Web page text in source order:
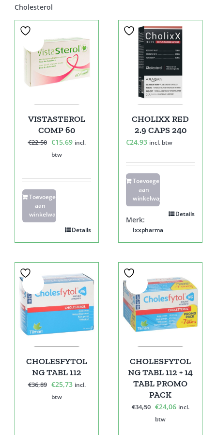
Cholesterol
VISTASTEROL
COMP 60
€22,50 Oorspronkelijke
prijs
€22,50.
€15,69Huidige
€15,69.
incl.
btw
Toevoegen
aan
winkelwagen
Details
CHOLIXX RED
2.9 CAPS 240
€24,93 incl. btw
Toevoegen
aan
winkelwagen
Details
Merk:
Ixxpharma
CHOLESFYTOL
NG TABL 112
€36,89 Oorspronkelijke
prijs
€25,73Huidige
incl.
btw
CHOLESFYTOL
NG TABL 112 + 14
TABL PROMO
PACK
€34,50 Oorspronkelijke
prijs
€24,06Huidige
incl.
btw